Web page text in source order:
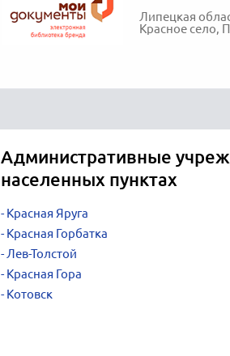
Липецкая
Красное село,
Административные
населенных пунктах
Красная Яруга
Красная Горбатка
Лев-Толстой
Красная Гора
Котовск